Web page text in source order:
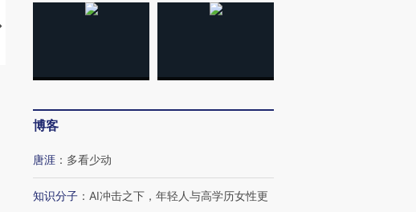
【推广】走进第四届链博
博客
唐涯 ： 多看少动
知识分子 ： AI冲击之下，年轻人与高学历女性更